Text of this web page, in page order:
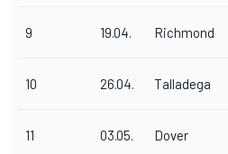
9 19.04. Richmond
10 26.04. Talladega
11 03.05. Dover